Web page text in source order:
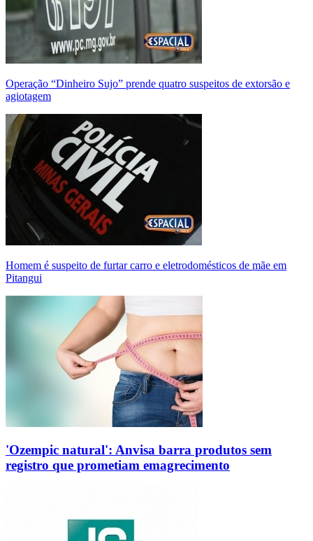
Operação “Dinheiro Sujo” prende quatro suspeitos de extorsão e
agiotagem
Homem é suspeito de furtar carro e eletrodomésticos de mãe em
Pitangui
'Ozempic natural': Anvisa barra produtos sem
registro que prometiam emagrecimento